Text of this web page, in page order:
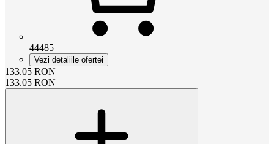
44485
Vezi detaliile ofertei
133.05 RON
133.05 RON